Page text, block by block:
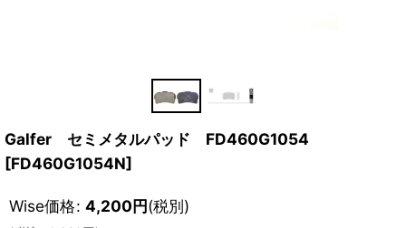
Galfer セミメタルパッド FD460G1054
[FD460G1054N]
Wise価格: 4,200円(税別)